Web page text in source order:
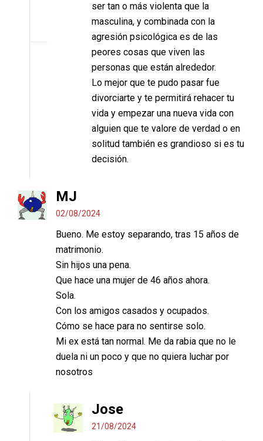
ser tan o más violenta que la
masculina, y combinada con la
agresión psicológica es de las
peores cosas que viven las
personas que están alrededor.
Lo mejor que te pudo pasar fue
divorciarte y te permitirá rehacer tu
vida y empezar una nueva vida con
alguien que te valore de verdad o en
solitud también es grandioso si es tu
decisión.
MJ
02/08/2024
Bueno. Me estoy separando, tras 15 años de
matrimonio.
Sin hijos una pena.
Que hace una mujer de 46 años ahora.
Sola.
Con los amigos casados y ocupados.
Cómo se hace para no sentirse solo.
Mi ex está tan normal. Me da rabia que no le
duela ni un poco y que no quiera luchar por
nosotros
Jose
21/08/2024